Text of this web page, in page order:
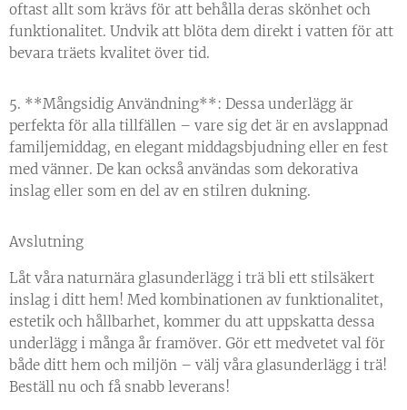
oftast allt som krävs för att behålla deras skönhet och
funktionalitet. Undvik att blöta dem direkt i vatten för att
bevara träets kvalitet över tid.
5. **Mångsidig Användning**: Dessa underlägg är
perfekta för alla tillfällen – vare sig det är en avslappnad
familjemiddag, en elegant middagsbjudning eller en fest
med vänner. De kan också användas som dekorativa
inslag eller som en del av en stilren dukning.
Avslutning
Låt våra naturnära glasunderlägg i trä bli ett stilsäkert
inslag i ditt hem! Med kombinationen av funktionalitet,
estetik och hållbarhet, kommer du att uppskatta dessa
underlägg i många år framöver. Gör ett medvetet val för
både ditt hem och miljön – välj våra glasunderlägg i trä!
Beställ nu och få snabb leverans!